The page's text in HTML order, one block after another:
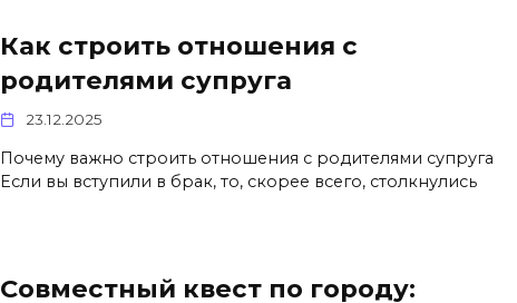
Как строить отношения с
родителями супруга
23.12.2025
Почему важно строить отношения с родителями супруга
Если вы вступили в брак, то, скорее всего, столкнулись
Совместный квест по городу: